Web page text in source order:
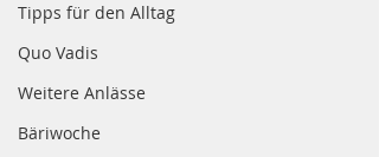
Tipps für den Alltag
Quo Vadis
Weitere Anlässe
Bäriwoche